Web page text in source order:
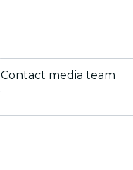
Contact media team